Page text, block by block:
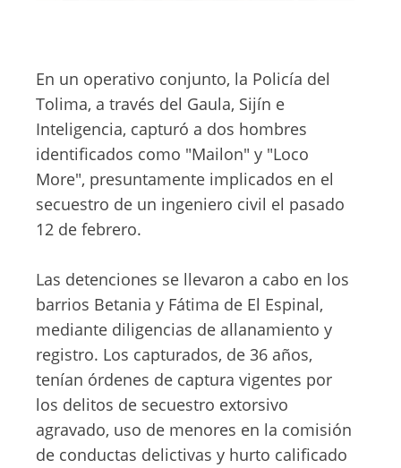
En un operativo conjunto, la Policía del
Tolima, a través del Gaula, Sijín e
Inteligencia, capturó a dos hombres
identificados como "Mailon" y "Loco
More", presuntamente implicados en el
secuestro de un ingeniero civil el pasado
12 de febrero.
Las detenciones se llevaron a cabo en los
barrios Betania y Fátima de El Espinal,
mediante diligencias de allanamiento y
registro. Los capturados, de 36 años,
tenían órdenes de captura vigentes por
los delitos de secuestro extorsivo
agravado, uso de menores en la comisión
de conductas delictivas y hurto calificado